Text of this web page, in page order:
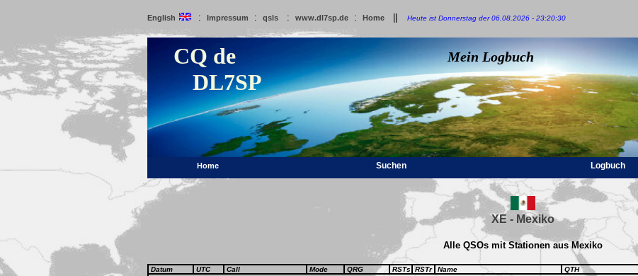
English : Impressum : qsls : www.dl7sp.de : Home Heute ist Donnerstag der 06.08.2026 - 23:20:30
CQ de
DL7SP
Mein Logbuch
Home Suchen Logbuch
XE - Mexiko
Alle QSOs mit Stationen aus Mexiko
Datum UTC Call Mode QRG RSTs RSTr Name QTH